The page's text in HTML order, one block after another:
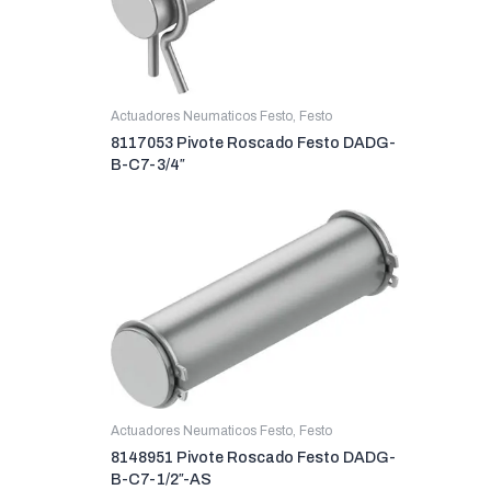
Actuadores Neumaticos Festo, Festo
8117053 Pivote Roscado Festo DADG-
B-C7-3/4″
Actuadores Neumaticos Festo, Festo
8148951 Pivote Roscado Festo DADG-
B-C7-1/2″-AS